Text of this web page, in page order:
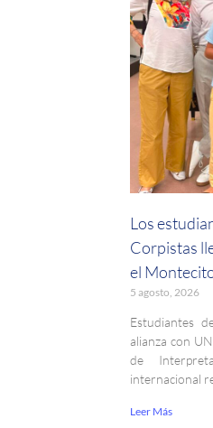
Los
Corpistas
el
5 agosto, 2026
Estudiantes
alianza con
de
internacional
Leer Más